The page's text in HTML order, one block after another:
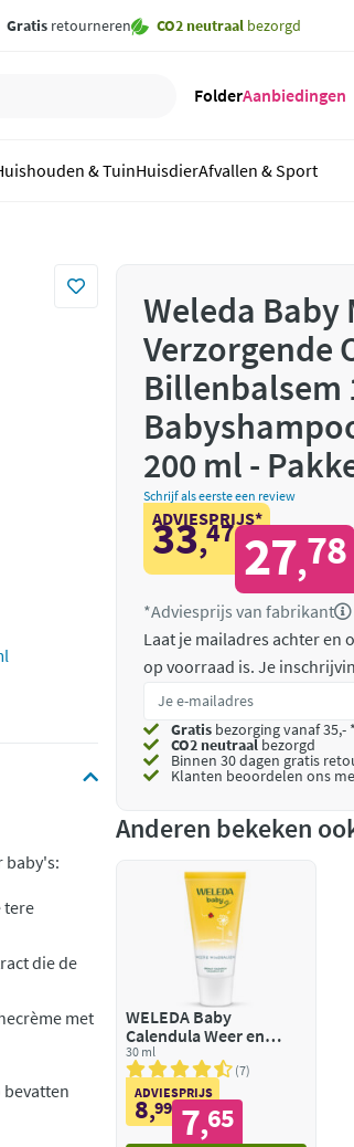
Gratis retourneren CO2 neutraal bezorgd
FolderAanbiedingen
& TuinHuisdierAfvallen & Sport
baby's:
tere
die de
met
bevatten
Weleda Baby
Verzorgende
Billenbalsem
200 ml -
Schrijf als eerste een review
ADVIESPRIJS*
33,47 27,78
*Adviesprijs van fabrikant
Laat je mailadres achter en
op voorraad is. Je
Gratis bezorging vanaf 35,- *
CO2 neutraalbezorgd
Binnen 30 dagen gratis
Klanten beoordelen ons
Anderen bekeken
WELEDA Baby
Calendula Weer en
Windbalsem
30 ml
7
ADVIESPRIJS
8,99 7,65